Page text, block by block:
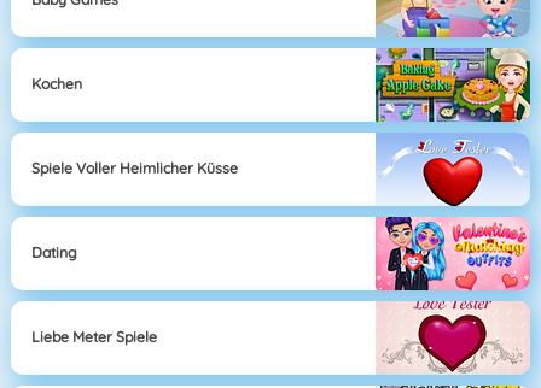
Kochen
Spiele Voller Heimlicher Küsse
Dating
Liebe Meter Spiele